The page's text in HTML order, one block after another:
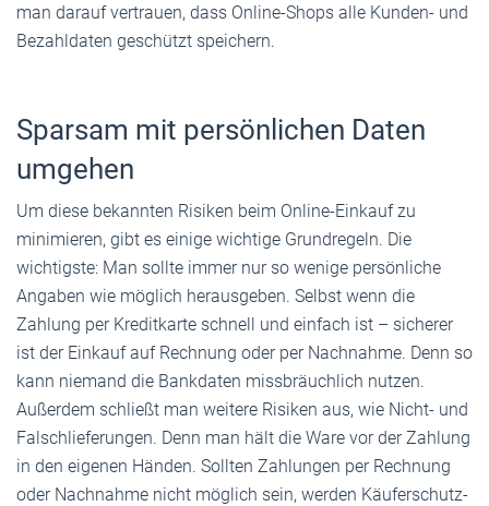
man darauf vertrauen, dass Online-Shops alle Kunden- und
Bezahldaten geschützt speichern.
Sparsam mit persönlichen Daten
umgehen
Um diese bekannten Risiken beim Online-Einkauf zu
minimieren, gibt es einige wichtige Grundregeln. Die
wichtigste: Man sollte immer nur so wenige persönliche
Angaben wie möglich herausgeben. Selbst wenn die
Zahlung per Kreditkarte schnell und einfach ist – sicherer
ist der Einkauf auf Rechnung oder per Nachnahme. Denn so
kann niemand die Bankdaten missbräuchlich nutzen.
Außerdem schließt man weitere Risiken aus, wie Nicht- und
Falschlieferungen. Denn man hält die Ware vor der Zahlung
in den eigenen Händen. Sollten Zahlungen per Rechnung
oder Nachnahme nicht möglich sein, werden Käuferschutz-